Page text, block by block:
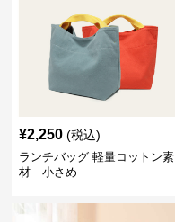
¥2,250 (税込)
ランチバッグ 軽量コットン素
材 小さめ